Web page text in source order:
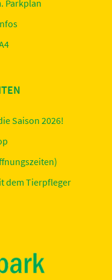
Parkplan
Saison 2026!
dem Tierpfleger